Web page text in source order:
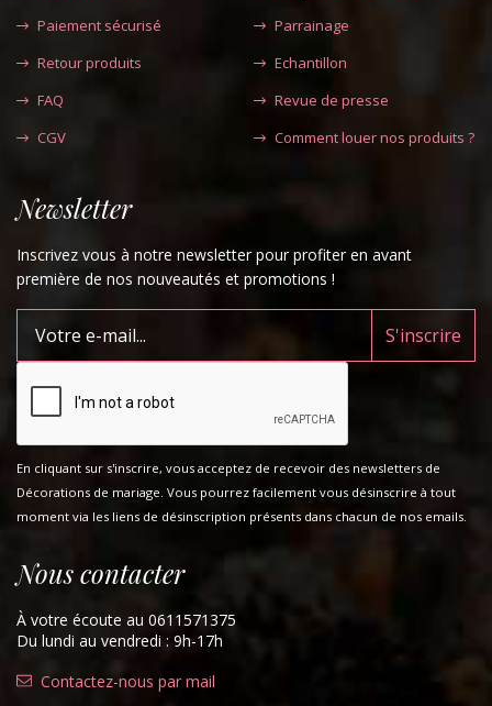
Paiement sécurisé
Retour produits
FAQ
CGV
Parrainage
Echantillon
Revue de presse
Comment louer nos produits ?
Newsletter
Inscrivez vous à notre newsletter pour profiter en avant
première de nos nouveautés et promotions !
En cliquant sur s'inscrire, vous acceptez de recevoir des newsletters de
Décorations de mariage. Vous pourrez facilement vous désinscrire à tout
moment via les liens de désinscription présents dans chacun de nos emails.
Nous contacter
À votre écoute au 0611571375
Du lundi au vendredi : 9h-17h
Contactez-nous par mail